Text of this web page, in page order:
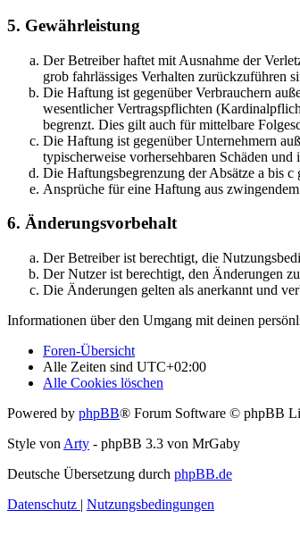
5. Gewährleistung
Der Betreiber haftet mit Ausnahme der
grob fahrlässiges Verhalten zurückzuführen
Die Haftung ist gegenüber Verbrauchern
wesentlicher Vertragspflichten
begrenzt. Dies gilt auch für mittelbare
Die Haftung ist gegenüber Unternehmern
typischerweise vorhersehbaren Schäden
Die Haftungsbegrenzung der Absätze a bis
Ansprüche für eine Haftung aus
6. Änderungsvorbehalt
Der Betreiber ist berechtigt, die
Der Nutzer ist berechtigt, den Änderungen
Die Änderungen gelten als anerkannt und
Informationen über den Umgang mit deinen
Foren-Übersicht
Alle Zeiten sind UTC+02:00
Alle Cookies löschen
Powered by phpBB® Forum Software © phpBB
Style von Arty - phpBB 3.3 von MrGaby
Deutsche Übersetzung durch phpBB.de
Datenschutz | Nutzungsbedingungen